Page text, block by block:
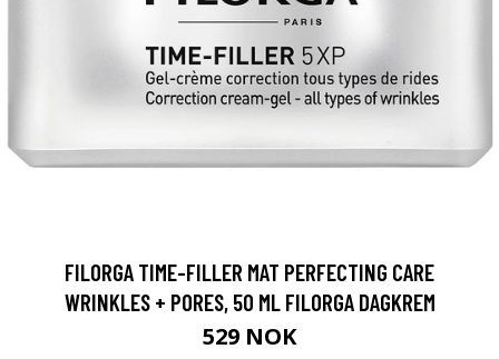
FILORGA TIME-FILLER MAT PERFECTING CARE
WRINKLES + PORES, 50 ML FILORGA DAGKREM
529 NOK